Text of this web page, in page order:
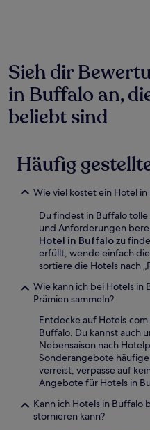
Sieh dir
in Buffalo an,
beliebt sind
Häufig
Wie viel kostet ein Hotel in
Du findest in Buffalo
und Anforderungen
Hotel in Buffalozu
erfüllt, wende einfach
sortiere die Hotels nach
Wie kann ich bei Hotels
Prämien sammeln?
Entdecke auf
Buffalo. Du kannst auch
Nebensaison nach
Sonderangebote
verreist, verpasse auf
Angebote für Hotels in
Kann ich Hotels in Buffalo
stornieren kann?